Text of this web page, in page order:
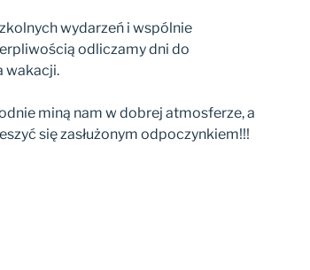
wydarzeń i wspólnie
odliczamy dni do
wakacji.
miną nam w dobrej atmosferze, a
się zasłużonym odpoczynkiem!!!